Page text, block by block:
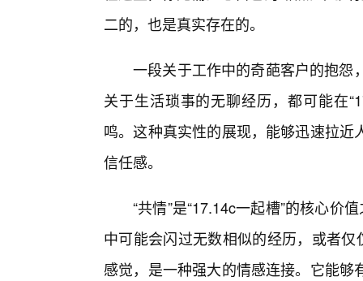
二的，也是真实存在的。
一段关于工作中的奇葩客户的抱怨
关于生活琐事的无聊经历，都可能在
鸣。这种真实性的展现，能够迅速拉
信任感。
“共情”是“17.14c一起槽”的核心价
中可能会闪过无数相似的经历，或者
感觉，是一种强大的情感连接。它能